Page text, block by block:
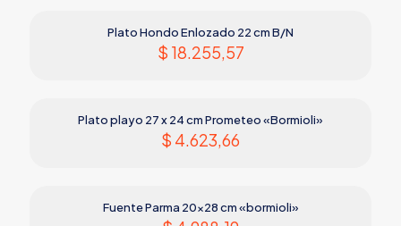
Plato Hondo Enlozado 22 cm B/N
$ 18.255,57
Plato playo 27 x 24 cm Prometeo «Bormioli»
$ 4.623,66
Fuente Parma 20×28 cm «bormioli»